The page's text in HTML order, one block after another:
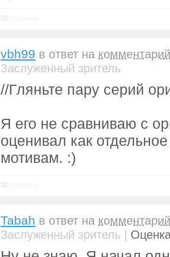
vbh99 в ответ на комментарий
Заслуженный зритель
//Гляньте пару серий
Я его не сравниваю с
оценивал как
мотивам. :)
Tabah в ответ на комментарий
Заслуженный зритель |